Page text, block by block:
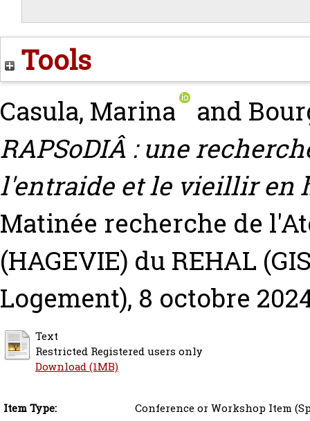
Tools
Casula, Marina and
RAPSoDIÂ : une
l'entraide et le vieillir en
Matinée recherche de
(HAGEVIE) du REHAL
Logement), 8 octobre
Text
Restricted Registered users only
Download (1MB)
Item Type:
Conference or Workshop Item